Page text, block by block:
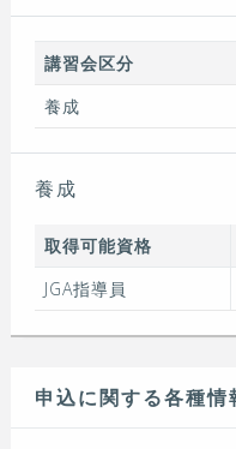
講習会区分
養成
養成
取得可能資格
JGA指導員
申込に関する各種情